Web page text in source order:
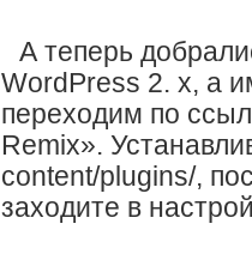
А теперь
WordPress 2. x, а
переходим по
Remix».
content/plugins/,
заходите в